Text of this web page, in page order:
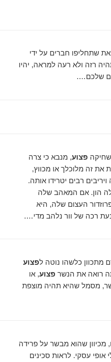
שתחליפו חברים על ידי
רזה ולא רעה למראה, יהיו
שלכם….
פצוע, מנבא כי צרה
את זה מלוכלך או מכווץ,
רבים יטרידו אותה.
לה הון. אם המאהב שלה
העצום שלה, היא
רכה של וור נלהב מדי….
כלשהו נוטה לפצוע
רואה את הנשר פצוע, או
מסמל שהיא תהיה מוצפת
שהוא מבשר על פרידה
אופי עסקי. לראות סכינים